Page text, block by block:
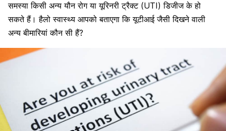
समस्या किसी अन्य यौन रोग या यूरिनरी ट्रैक्ट (UTI) डिजीज के हो
सकते हैं। हैलो स्वास्थ्य आपको बताएगा कि यूटीआई जैसी दिखने वाली
अन्य बीमारियां कौन सी हैं?